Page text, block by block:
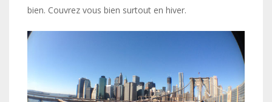
bien. Couvrez vous bien surtout en hiver.